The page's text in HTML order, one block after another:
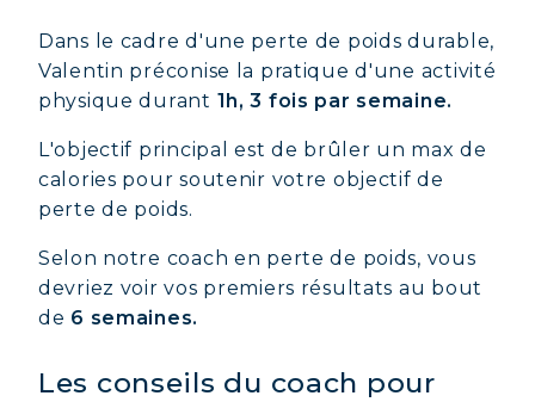
Dans le cadre d'une perte de poids durable,
Valentin préconise la pratique d'une activité
physique durant 1h, 3 fois par semaine.
L'objectif principal est de brûler un max de
calories pour soutenir votre objectif de
perte de poids.
Selon notre coach en perte de poids, vous
devriez voir vos premiers résultats au bout
de 6 semaines.
Les conseils du coach pour